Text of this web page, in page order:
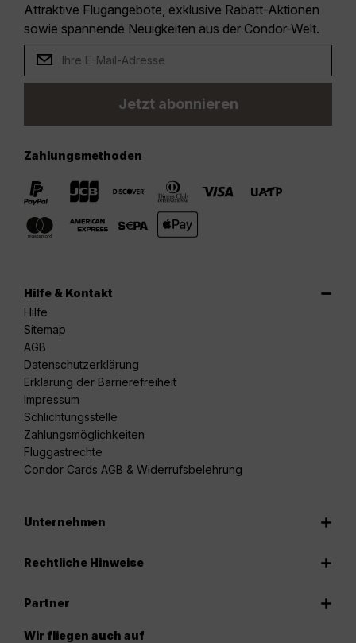
Attraktive Flugangebote, exklusive Rabatt-Aktionen
sowie spannende Neuigkeiten aus der Condor-Welt.
Jetzt abonnieren
Zahlungsmethoden
Hilfe & Kontakt
Hilfe
Sitemap
AGB
Datenschutzerklärung
Erklärung der Barrierefreiheit
Impressum
Schlichtungsstelle
Zahlungsmöglichkeiten
Fluggastrechte
Condor Cards AGB & Widerrufsbelehrung
Unternehmen
Rechtliche Hinweise
Partner
Wir fliegen auch auf